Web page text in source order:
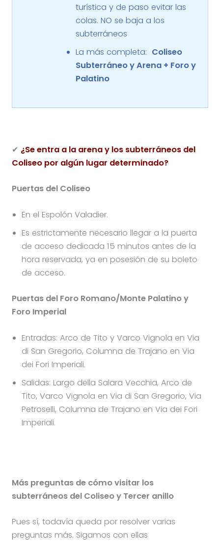
turística y de paso evitar las
colas. NO se baja a los
subterráneos
La más completa: Coliseo
Subterráneo y Arena + Foro y
Palatino
✔ ¿Se entra a la arena y los subterráneos del
Coliseo por algún lugar determinado?
Puertas del Coliseo
En el Espolón Valadier.
Es estrictamente necesario llegar a la puerta
de acceso dedicada 15 minutos antes de la
hora reservada, ya en posesión de su boleto
de acceso.
Puertas del Foro Romano/Monte Palatino y
Foro Imperial
Entradas: Arco de Tito y Varco Vignola en Via
di San Gregorio, Columna de Trajano en Via
dei Fori Imperiali.
Salidas: Largo della Salara Vecchia, Arco de
Tito, Varco Vignola en Via di San Gregorio, Via
Petroselli, Columna de Trajano en Via dei Fori
Imperiali.
Más preguntas de cómo visitar los
subterráneos del Coliseo y Tercer anillo
Pues sí, todavía queda por resolver varias
preguntas más. Sigamos con ellas